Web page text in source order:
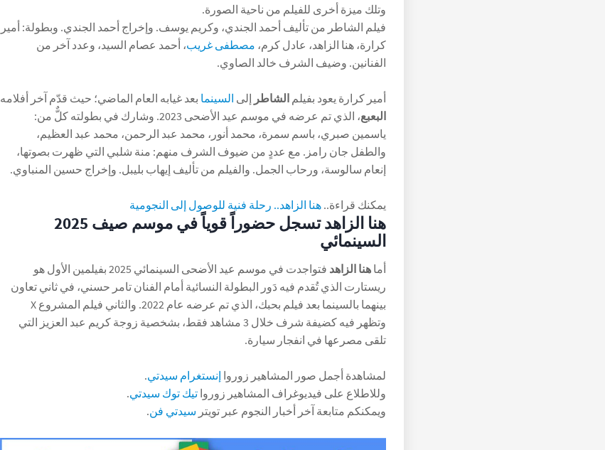
وتلك ميزة أخرى للفيلم من ناحية الصورة.
فيلم الشاطر من تأليف أحمد الجندي، وكريم يوسف. وإخراج أحمد الجندي. وبطولة: أمير
كرارة، هنا الزاهد، عادل كرم، مصطفى غريب، أحمد عصام السيد، وعدد آخر من
الفنانين. وضيف الشرف خالد الصاوي.
أمير كرارة يعود بفيلم الشاطر إلى السينما بعد غيابه العام الماضي؛ حيث قدّم آخر أفلامه
البعبع
، الذي تم عرضه في موسم عيد الأضحى 2023. وشارك في بطولته كلٌّ من:
ياسمين صبري، باسم سمرة، محمد أنور، محمد عبد الرحمن، محمد عبد العظيم،
والطفل جان رامز. مع عددٍ من ضيوف الشرف منهم: منة شلبي التي ظهرت بصوتها،
إنعام سالوسة، ورحاب الجمل. والفيلم من تأليف إيهاب بليبل. وإخراج حسين المنباوي.
يمكنك قراءة.. هنا الزاهد.. رحلة فنية للوصول إلى النجومية
هنا الزاهد تسجل حضوراً قوياً في موسم صيف 2025
السينمائي
أما هنا الزاهد
فتواجدت في موسم عيد الأضحى السينمائي 2025 بفيلمين الأول هو
ريستارت الذي تُقدم فيه دَور البطولة النسائية أمام الفنان تامر حسني، في ثاني تعاون
بينهما بالسينما بعد فيلم بحبك، الذي تم عرضه عام 2022. والثاني فيلم المشروع X
وتظهر فيه كضيفة شرف خلال 3 مشاهد فقط، بشخصية زوجة كريم عبد العزيز التي
تلقى مصرعها في انفجار سيارة.
لمشاهدة أجمل صور المشاهير زوروا إنستغرام سيدتي.
وللاطلاع على فيديوغراف المشاهير زوروا تيك توك سيدتي.
ويمكنكم متابعة آخر أخبار النجوم عبر تويتر سيدتي فن.